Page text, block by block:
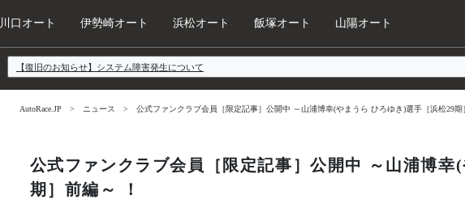
川口オート 伊勢崎オート 浜松オート 飯塚オート 山陽オート
【復旧のお知らせ】システム障害発生について
AutoRace.JP ニュース 公式ファンクラブ会員［限定記事］公開中 ～山浦博幸(やまうら ひろゆき)選手［浜松29期
公式ファンクラブ会員［限定記事］公開中 ～山浦博
期］前編～ ！